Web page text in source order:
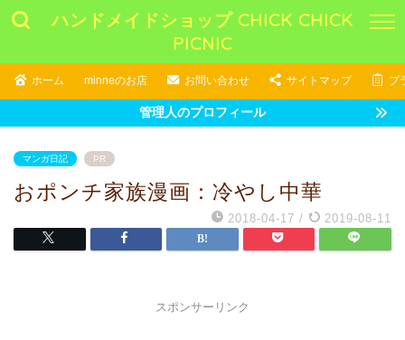
ハンドメイドショップ CHICK CHICK
PICNIC
ホーム minneのお店 お問い合わせ サイトマップ プ
管理人のプロフィール
マンガ日記 PR
おポンチ家族漫画：冷やし中華
2018-04-17 / 2019-08-11
スポンサーリンク